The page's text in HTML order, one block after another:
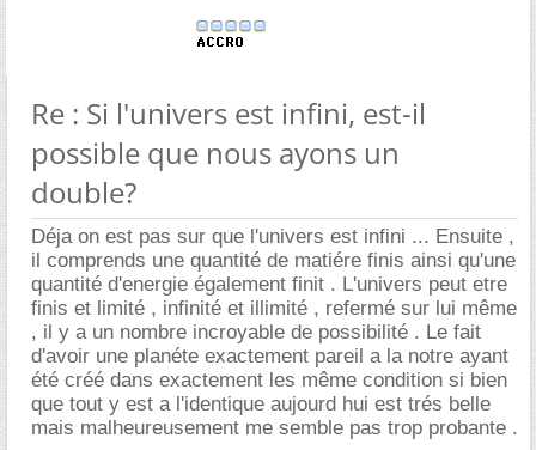
Re : Si l'univers est infini, est-il
possible que nous ayons un
double?
Déja on est pas sur que l'univers est infini ... Ensuite ,
il comprends une quantité de matiére finis ainsi qu'une
quantité d'energie également finit . L'univers peut etre
finis et limité , infinité et illimité , refermé sur lui même
, il y a un nombre incroyable de possibilité . Le fait
d'avoir une planéte exactement pareil a la notre ayant
été créé dans exactement les même condition si bien
que tout y est a l'identique aujourd hui est trés belle
mais malheureusement me semble pas trop probante .